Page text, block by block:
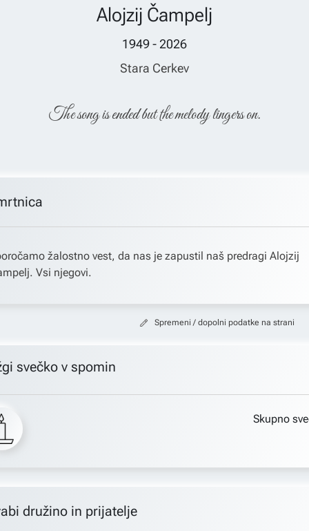
Alojzij Čampelj
1949 - 2026
Stara Cerkev
The song is ended but the melody lingers on.
žalostno vest, da nas je zapustil naš predragi Alojzij
Vsi njegovi.
Spremeni / dopolni podatke na strani
svečko v spomin
Skupno
družino in prijatelje